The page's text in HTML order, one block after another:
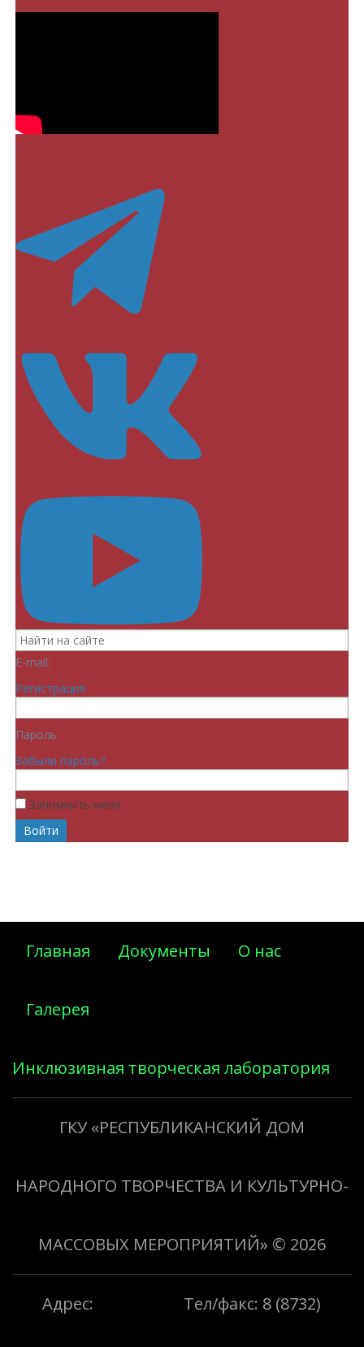
E-mail:
Регистрация
Пароль:
Забыли пароль?
Запомнить меня
Главная Документы О нас
Галерея
Инклюзивная творческая лаборатория
«Творить добро»
ГКУ «РЕСПУБЛИКАНСКИЙ ДОМ
НАРОДНОГО ТВОРЧЕСТВА И КУЛЬТУРНО-
МАССОВЫХ МЕРОПРИЯТИЙ» © 2026
Адрес: Тел/факс: 8 (8732)